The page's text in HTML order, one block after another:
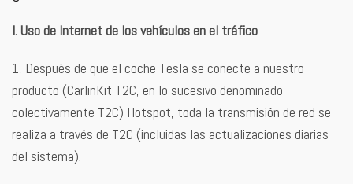
I. Uso de Internet de los vehículos en el tráfico
1, Después de que el coche Tesla se conecte a nuestro
producto (CarlinKit T2C, en lo sucesivo denominado
colectivamente T2C) Hotspot, toda la transmisión de red se
realiza a través de T2C (incluidas las actualizaciones diarias
del sistema).